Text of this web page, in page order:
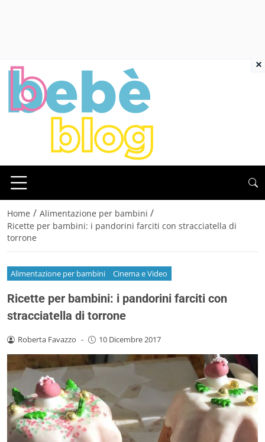
Home / Alimentazione per bambini /
Ricette per bambini: i pandorini farciti con stracciatella di
torrone
Alimentazione per bambini Cinema e Video
Ricette per bambini: i pandorini farciti con
stracciatella di torrone
Roberta Favazzo - 10 Dicembre 2017
×